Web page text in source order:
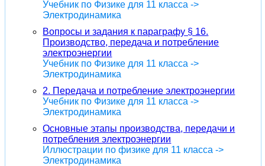
Учебник по Физике для 11 класса ->
Электродинамика
Вопросы и задания к параграфу § 16.
Производство, передача и потребление
электроэнергии
Учебник по Физике для 11 класса ->
Электродинамика
2. Передача и потребление электроэнергии
Учебник по Физике для 11 класса ->
Электродинамика
Основные этапы производства, передачи и
потребления электроэнергии
Иллюстрации по физике для 11 класса ->
Электродинамика